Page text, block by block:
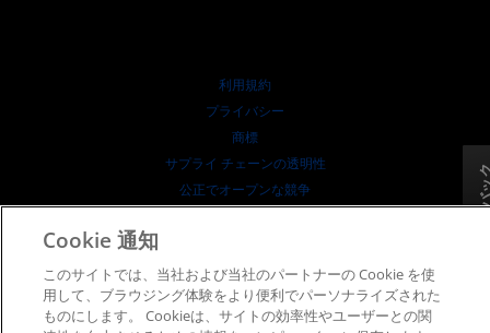
利用規約
プライバシー
商標
サプライ チェーンの透明性
公正でオープンな競争
Cookie の設定
© 2026 Advanced Micro Devices, Inc.
フィ
Cookie 通知
このサイトでは、当社および当社のパートナーの Cookie を使
用して、ブラウジング体験をより便利でパーソナライズされた
ものにします。 Cookieは、サイトの効率性やユーザーとの関